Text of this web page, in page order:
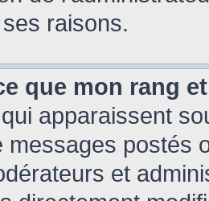
raisons.
que mon rang
apparaissent
messages postés
et